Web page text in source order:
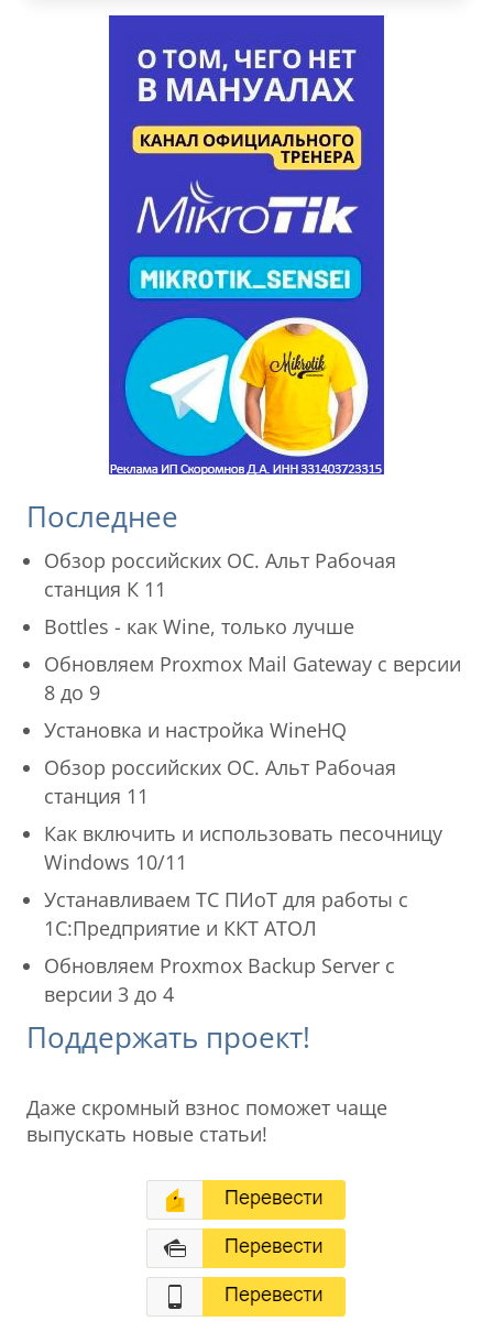
Последнее
Обзор российских ОС. Альт Рабочая
станция К 11
Bottles - как Wine, только лучше
Обновляем Proxmox Mail Gateway с версии
8 до 9
Установка и настройка WineHQ
Обзор российских ОС. Альт Рабочая
станция 11
Как включить и использовать песочницу
Windows 10/11
Устанавливаем ТС ПИоТ для работы с
1С:Предприятие и ККТ АТОЛ
Обновляем Proxmox Backup Server с
версии 3 до 4
Поддержать проект!
Даже скромный взнос поможет чаще
выпускать новые статьи!